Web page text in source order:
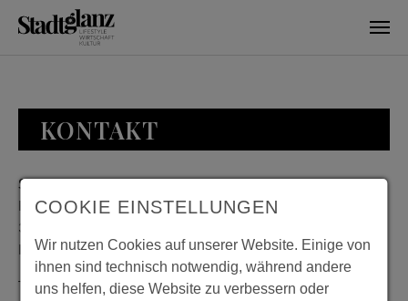
KONTAKT
Stadtglanz / mediaworld GmbH
Bankplatz 8
38100 Braunschweig
Deutschland
Telefon: 0531 482010-20
COOKIE EINSTELLUNGEN
Wir nutzen Cookies auf unserer Website. Einige von
ihnen sind technisch notwendig, während andere
uns helfen, diese Website zu verbessern oder